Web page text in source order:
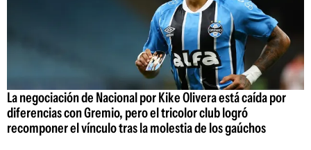
La negociación de Nacional por Kike Olivera está caída por
diferencias con Gremio, pero el tricolor club logró
recomponer el vínculo tras la molestia de los gaúchos